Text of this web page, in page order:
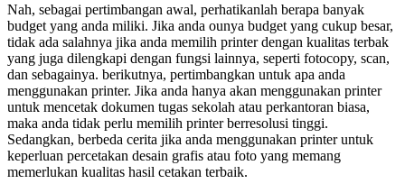
Nah, sebagai pertimbangan awal, perhatikanlah berapa banyak
budget yang anda miliki. Jika anda ounya budget yang cukup besar,
tidak ada salahnya jika anda memilih printer dengan kualitas terbak
yang juga dilengkapi dengan fungsi lainnya, seperti fotocopy, scan,
dan sebagainya. berikutnya, pertimbangkan untuk apa anda
menggunakan printer. Jika anda hanya akan menggunakan printer
untuk mencetak dokumen tugas sekolah atau perkantoran biasa,
maka anda tidak perlu memilih printer berresolusi tinggi.
Sedangkan, berbeda cerita jika anda menggunakan printer untuk
keperluan percetakan desain grafis atau foto yang memang
memerlukan kualitas hasil cetakan terbaik.